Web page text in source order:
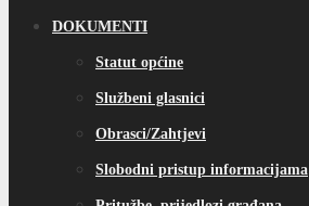
DOKUMENTI
Statut općine
Službeni glasnici
Obrasci/Zahtjevi
Slobodni pristup informacijama